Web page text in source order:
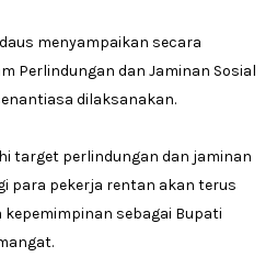
menyampaikan secara
Perlindungan dan Jaminan Sosial
dilaksanakan.
target perlindungan dan jaminan
para pekerja rentan akan terus
sebagai Bupati